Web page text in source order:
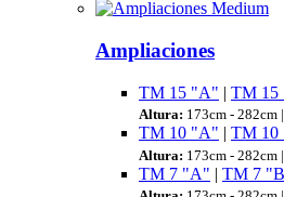
Ampliaciones
TM 15 "A" | TM 15
Altura: 173cm - 282cm |
TM 10 "A" | TM 10
Altura: 173cm - 282cm |
TM 7 "A" | TM 7